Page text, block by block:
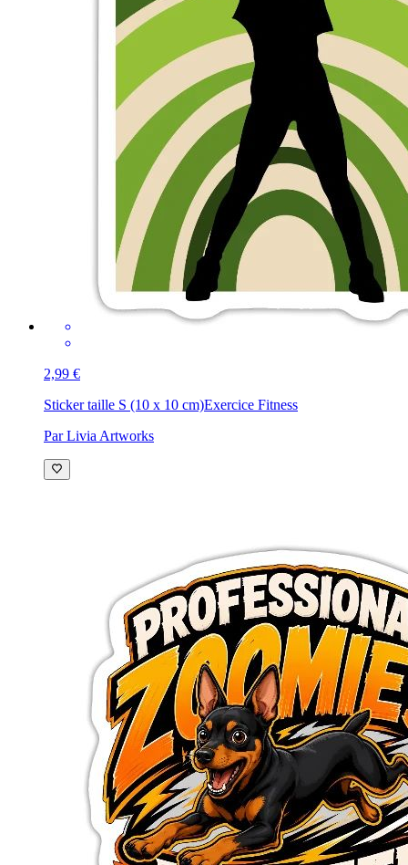
2,99 €
Sticker taille S (10 x 10 cm)Exercice Fitness
Par Livia Artworks